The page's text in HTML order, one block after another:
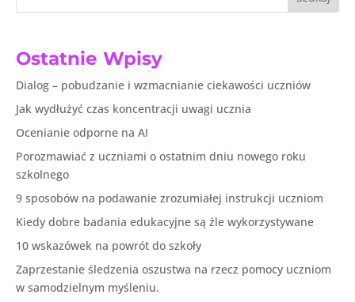
Ostatnie Wpisy
Dialog – pobudzanie i wzmacnianie ciekawości uczniów
Jak wydłużyć czas koncentracji uwagi ucznia
Ocenianie odporne na AI
Porozmawiać z uczniami o ostatnim dniu nowego roku
szkolnego
9 sposobów na podawanie zrozumiałej instrukcji uczniom
Kiedy dobre badania edukacyjne są źle wykorzystywane
10 wskazówek na powrót do szkoły
Zaprzestanie śledzenia oszustwa na rzecz pomocy uczniom
w samodzielnym myśleniu.